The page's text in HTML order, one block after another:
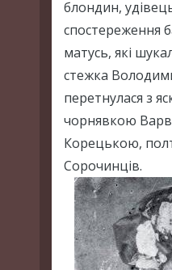
блондин,
спостереження
матусь, які
стежка
перетнулася з
чорнявкою
Корецькою,
Сорочинців.